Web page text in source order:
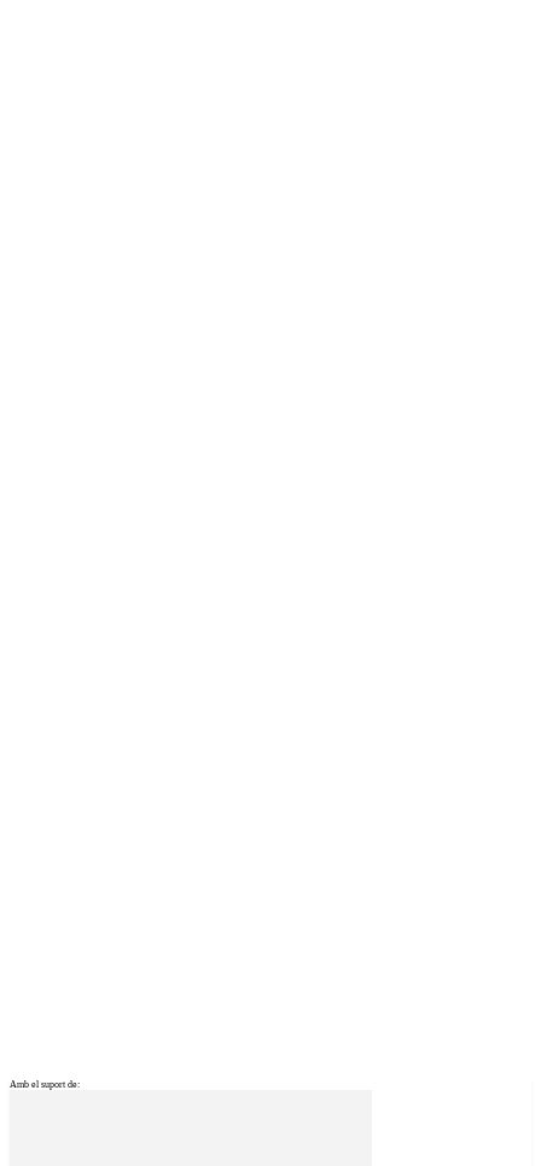
Amb el suport de: